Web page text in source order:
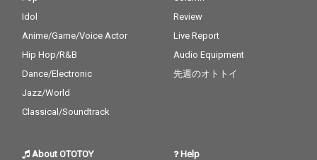
Idol
Anime/Game/Voice Actor
Hip Hop/R&B
Dance/Electronic
Jazz/World
Classical/Soundtrack
Review
Live Report
Audio Equipment
先週のオトトイ
About OTOTOY Help